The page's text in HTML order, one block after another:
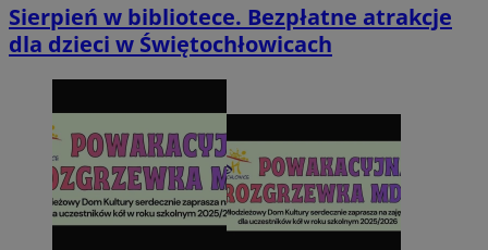
Sierpień w bibliotece. Bezpłatne atrakcje
dla dzieci w Świętochłowicach